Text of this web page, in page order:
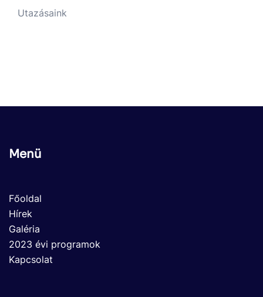
Utazásaink
Menü
Főoldal
Hírek
Galéria
2023 évi programok
Kapcsolat